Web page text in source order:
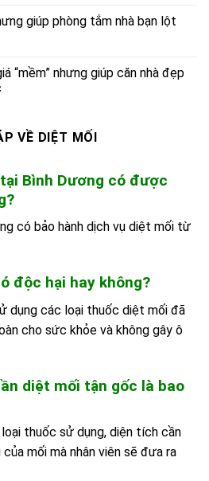
giúp phòng tắm nhà bạn lột
“mềm” nhưng giúp căn nhà đẹp
VỀ DIỆT MỐI
Bình Dương có được
có bảo hành dịch vụ diệt mối từ
độc hại hay không?
dụng các loại thuốc diệt mối đã
cho sức khỏe và không gây ô
diệt mối tận gốc là bao
thuốc sử dụng, diện tích cần
mối mà nhân viên sẽ đưa ra